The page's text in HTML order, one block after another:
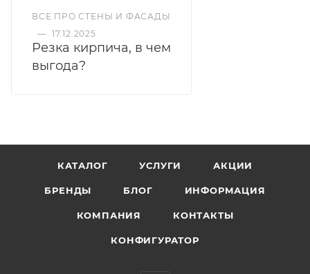
ВСЕ ПРО СТЕНЫ И ФАСАДЫ
— 17.12.2025
Резка кирпича, в чем
выгода?
КАТАЛОГ УСЛУГИ АКЦИИ
БРЕНДЫ БЛОГ ИНФОРМАЦИЯ
КОМПАНИЯ КОНТАКТЫ
КОНФИГУРАТОР